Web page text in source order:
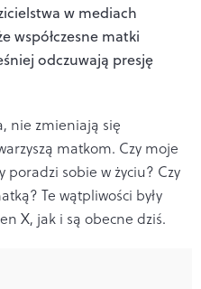
w mediach
współczesne matki
odczuwają presję
nie zmieniają się
matkom. Czy moje
poradzi sobie w życiu? Czy
Te wątpliwości były
X, jak i są obecne dziś.